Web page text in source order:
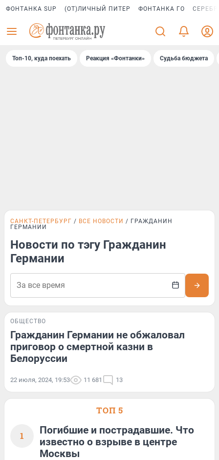
ФОНТАНКА SUP (ОТ)ЛИЧНЫЙ ПИТЕР ФОНТАНКА ГО
Топ-10, куда поехать Реакция «Фонтанки» Судьба бюджета
САНКТ-ПЕТЕРБУРГ ВСЕ НОВОСТИ
ГРАЖДАНИН
ГЕРМАНИИ
Новости по тэгу Гражданин
Германии
ОБЩЕСТВО
Гражданин Германии не обжаловал
приговор о смертной казни в
Белоруссии
22 июля, 2024, 19:53 11 681 13
ТОП 5
1
Погибшие и пострадавшие. Что
известно о взрыве в центре
Москвы